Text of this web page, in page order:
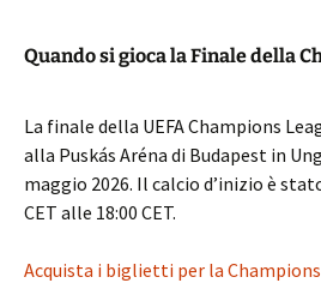
Quando si gioca la Finale della
La finale della UEFA Champions
alla Puskás Aréna di Budapest in
maggio 2026. Il calcio d’inizio è
CET alle 18:00 CET.
Acquista i biglietti per la